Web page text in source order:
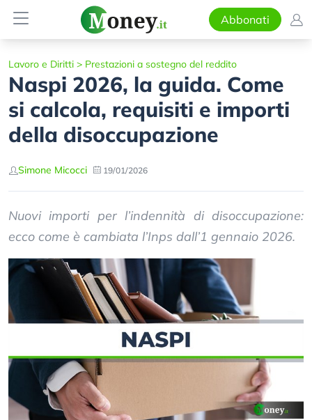
Abbonati
Lavoro e Diritti > Prestazioni a sostegno del reddito
Naspi 2026, la guida. Come
si calcola, requisiti e importi
della disoccupazione
Simone Micocci 19/01/2026
Nuovi importi per l’indennità di disoccupazione:
ecco come è cambiata l’Inps dall’1 gennaio 2026.